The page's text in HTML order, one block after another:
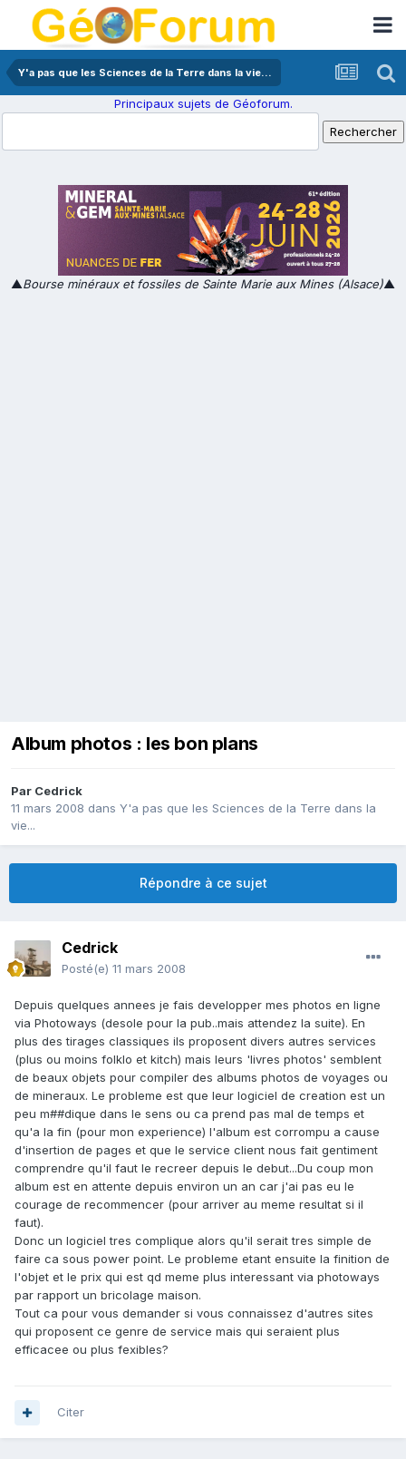
Y'a pas que les Sciences de la Terre dans la vie...
Principaux sujets de Géoforum.
▲Bourse minéraux et fossiles de Sainte Marie aux Mines (Alsace)▲
Album photos : les bon plans
Par Cedrick
11 mars 2008 dans Y'a pas que les Sciences de la Terre dans la
vie...
Répondre à ce sujet
Cedrick
Posté(e) 11 mars 2008
Depuis quelques annees je fais developper mes photos en ligne
via Photoways (desole pour la pub..mais attendez la suite). En
plus des tirages classiques ils proposent divers autres services
(plus ou moins folklo et kitch) mais leurs 'livres photos' semblent
de beaux objets pour compiler des albums photos de voyages ou
de mineraux. Le probleme est que leur logiciel de creation est un
peu m##dique dans le sens ou ca prend pas mal de temps et
qu'a la fin (pour mon experience) l'album est corrompu a cause
d'insertion de pages et que le service client nous fait gentiment
comprendre qu'il faut le recreer depuis le debut...Du coup mon
album est en attente depuis environ un an car j'ai pas eu le
courage de recommencer (pour arriver au meme resultat si il
faut).
Donc un logiciel tres complique alors qu'il serait tres simple de
faire ca sous power point. Le probleme etant ensuite la finition de
l'objet et le prix qui est qd meme plus interessant via photoways
par rapport un bricolage maison.
Tout ca pour vous demander si vous connaissez d'autres sites
qui proposent ce genre de service mais qui seraient plus
efficacee ou plus fexibles?
Citer